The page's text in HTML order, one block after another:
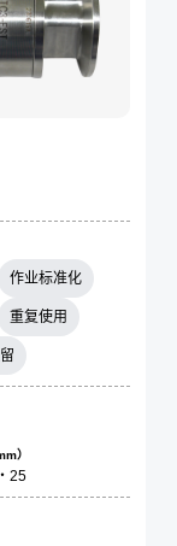
作业标准化
重复使用
）
25